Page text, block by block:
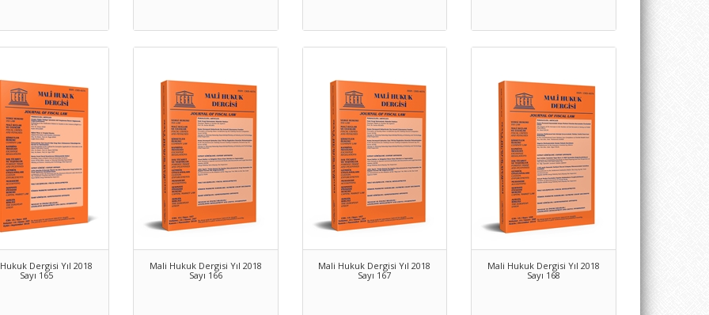
Dergisi Yıl 2018
Sayı 165
Mali Hukuk Dergisi Yıl 2018
Sayı 166
Mali Hukuk Dergisi Yıl 2018
Sayı 167
Mali Hukuk Dergisi Yıl 2018
Sayı 168